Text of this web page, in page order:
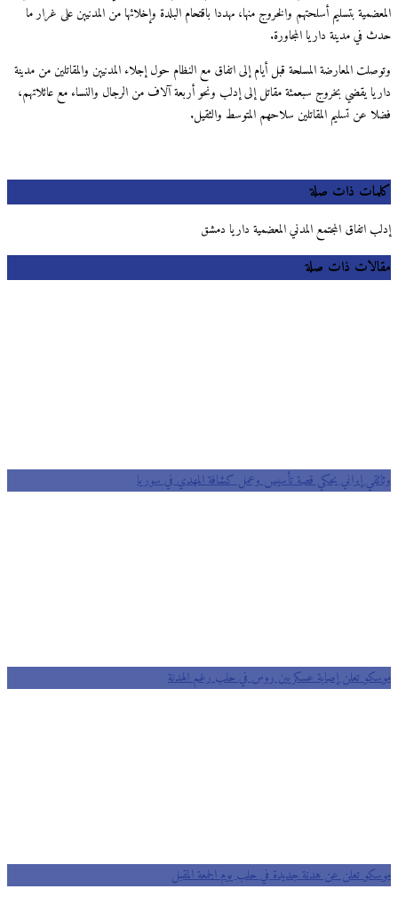
المعضمية بتسليم أسلحتهم والخروج منها، مهددا باقتحام البلدة وإخلائها من المدنيين على غرار ما
حدث في مدينة داريا المجاورة.
وتوصلت المعارضة المسلحة قبل أيام إلى اتفاق مع النظام حول إجلاء المدنيين والمقاتلين من مدينة
داريا يقضي بخروج سبعمئة مقاتل إلى إدلب ونحو أربعة آلاف من الرجال والنساء مع عائلاتهم،
فضلا عن تسليم المقاتلين سلاحهم المتوسط والثقيل.
كلمات ذات صلة
إدلب اتفاق المجتمع المدني المعضمية داريا دمشق
مقالات ذات صلة
وثائقي إيراني يحكي قصة تأسيس وعمل كشافة المهدي في سوريا
موسكو تعلن إصابة عسكريين روس في حلب رغم الهدنة
موسكو تعلن عن هدنة جديدة في حلب يوم الجمعة المقبل